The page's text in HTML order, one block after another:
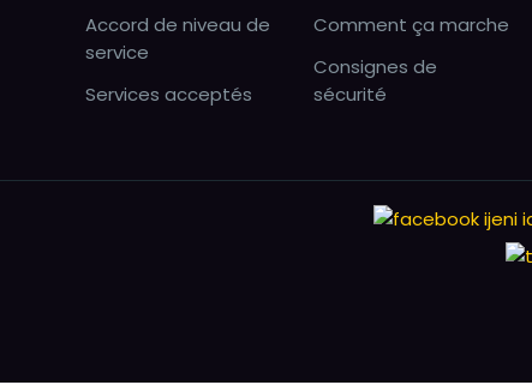
Accord de niveau de
service
Services acceptés
Comment ça marche
Consignes de
sécurité